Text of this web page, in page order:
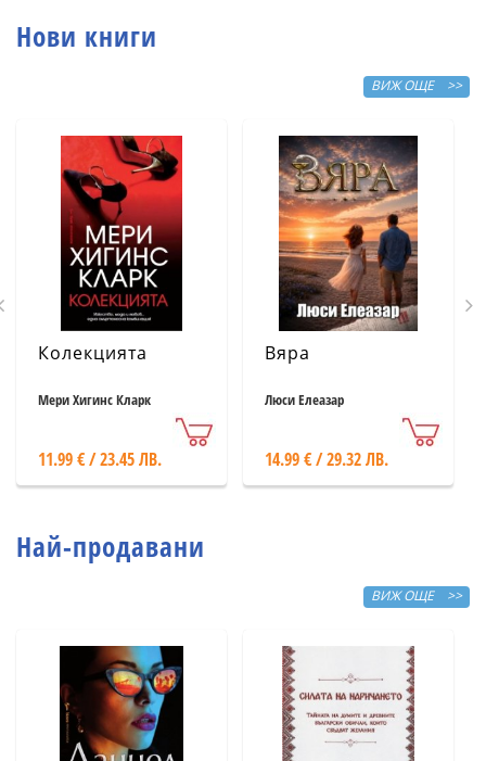
Нови книги
ВИЖ ОЩЕ >>
Колекцията
Мери Хигинс Кларк
11.99 € / 23.45 ЛВ.
Вяра
Люси Елеазар
14.99 € / 29.32 ЛВ.
Най-продавани
ВИЖ ОЩЕ >>